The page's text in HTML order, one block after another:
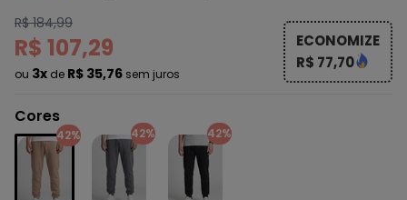
R$ 184,99
R$ 107,29
ou 3x de R$ 35,76 sem juros
ECONOMIZE
R$ 77,70
Cores
42% 42% 42%